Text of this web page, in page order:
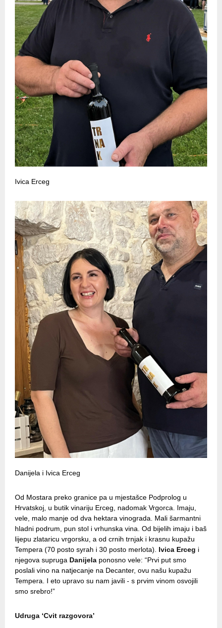
Ivica Erceg
Danijela i Ivica Erceg
Od Mostara preko granice pa u mjestašce Podprolog u
Hrvatskoj, u butik vinariju Erceg, nadomak Vrgorca. Imaju,
vele, malo manje od dva hektara vinograda. Mali šarmantni
hladni podrum, pun stol i vrhunska vina. Od bijelih imaju i baš
lijepu zlataricu vrgorsku, a od crnih trnjak i krasnu kupažu
Tempera (70 posto syrah i 30 posto merlota). Ivica Erceg i
njegova supruga Danijela ponosno vele: “Prvi put smo
poslali vino na natjecanje na Decanter, ovu našu kupažu
Tempera. I eto upravo su nam javili - s prvim vinom osvojili
smo srebro!”
Udruga ‘Cvit razgovora’